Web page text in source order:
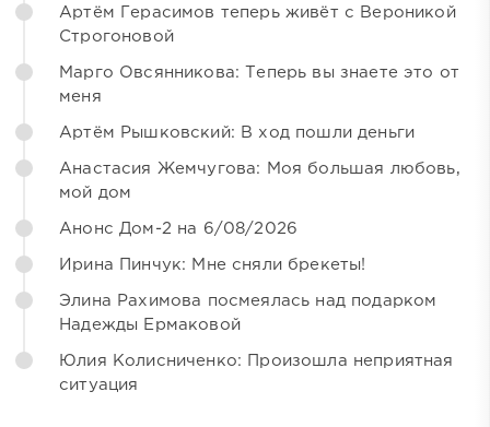
Артём Герасимов теперь живёт с Вероникой
Строгоновой
Марго Овсянникова: Теперь вы знаете это от
меня
Артём Рышковский: В ход пошли деньги
Анастасия Жемчугова: Моя большая любовь,
мой дом
Анонс Дом-2 на 6/08/2026
Ирина Пинчук: Мне сняли брекеты!
Элина Рахимова посмеялась над подарком
Надежды Ермаковой
Юлия Колисниченко: Произошла неприятная
ситуация